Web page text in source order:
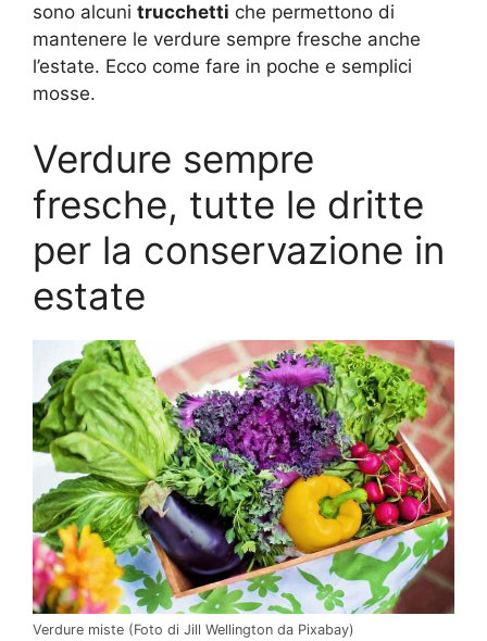
sono alcuni trucchetti che permettono di
mantenere le verdure sempre fresche anche
l’estate. Ecco come fare in poche e semplici
mosse.
Verdure sempre
fresche, tutte le dritte
per la conservazione in
estate
Verdure miste (Foto di Jill Wellington da Pixabay)